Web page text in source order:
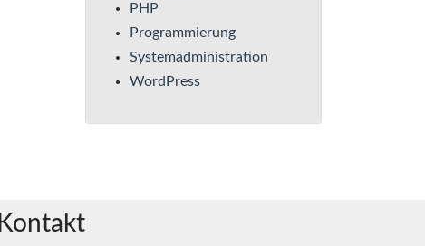
PHP
Programmierung
Systemadministration
WordPress
Kontakt